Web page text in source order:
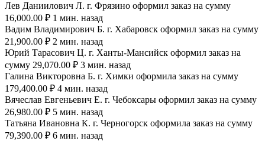
Лев Даниилович Л. г. Фрязино оформил заказ на сумму
16,000.00 ₽ 1 мин. назад
Вадим Владимирович Б. г. Хабаровск оформил заказ на сумму
21,900.00 ₽ 2 мин. назад
Юрий Тарасович Ц. г. Ханты-Мансийск оформил заказ на
сумму 29,070.00 ₽ 3 мин. назад
Галина Викторовна Б. г. Химки оформила заказ на сумму
179,400.00 ₽ 4 мин. назад
Вячеслав Евгеньевич Е. г. Чебоксары оформил заказ на сумму
26,980.00 ₽ 5 мин. назад
Татьяна Ивановна К. г. Черногорск оформила заказ на сумму
79,390.00 ₽ 6 мин. назад